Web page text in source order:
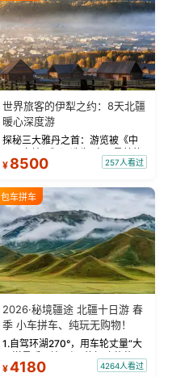
世界旅客的伊犁之约：8天北疆
暖心深度游
探秘三大雅丹之首：游览被《中
国国家地理》评选为“中国最美的
三大雅丹”第一名的克拉玛依魔鬼
瓦人最大村落——禾木村，欣赏
晨雾与小木...
¥ 8500 257人看过
包车拼车
2026·秘境疆途 北疆十日游 春
季 小车拼车、纯玩无购物！
1.自驾环湖270°，用车轮丈量“大
西洋最后一滴眼泪”的极致蔚蓝，
让雪山、花海与深邃湖水在转弯
¥4180 4264人看过